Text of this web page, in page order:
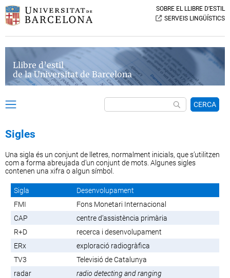
SOBRE EL LLIBRE D’ESTIL
SERVEIS LINGÜÍSTICS
Llibre d’estil
de la Universitat de Barcelona
CERCA
Sigles
Una sigla és un conjunt de lletres, normalment inicials, que s’utilitzen
com a forma abreujada d’un conjunt de mots. Algunes sigles
contenen una xifra o algun símbol.
Sigla
Desenvolupament
FMI
Fons Monetari Internacional
CAP
centre d’assistència primària
R+D
recerca i desenvolupament
ERx
exploració radiogràfica
TV3
Televisió de Catalunya
radar
radio detecting and ranging